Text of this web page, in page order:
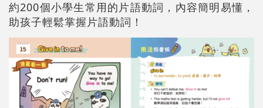
約200個小學生常用的片語動詞，內容簡明易懂，
助孩子輕鬆掌握片語動詞！